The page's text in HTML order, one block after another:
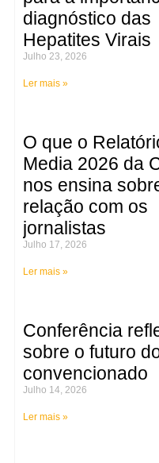
diagnóstico das
Hepatites Virais
Julho 23, 2026
Ler mais »
O que o
Media 2026 da
nos ensina
relação com os
jornalistas
Julho 17, 2026
Ler mais »
Conferência
sobre o futuro
convencionado
Julho 14, 2026
Ler mais »